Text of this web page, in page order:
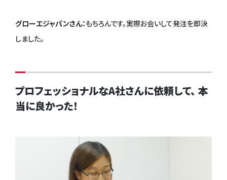
グローエジャパンさん：もちろんです。実際お会いして発注を即決
しました。
プロフェッショナルなA社さんに依頼して、 本
当に良かった！